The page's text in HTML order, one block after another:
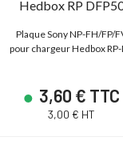
Hedbox RP
Plaque Sony NP-FH/FP/
pour chargeur Hedbox RP-
3,60 € TTC
3,00 € HT